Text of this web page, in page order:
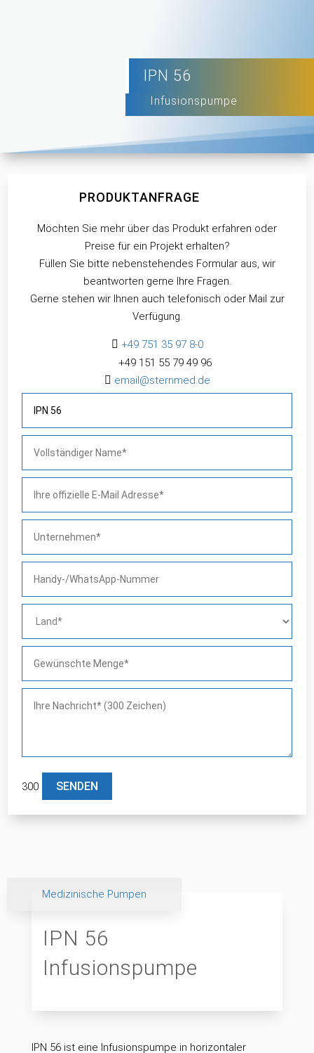
IPN 56
Infusionspumpe
PRODUKTANFRAGE
Möchten Sie mehr über das Produkt erfahren oder
Preise für ein Projekt erhalten?
Füllen Sie bitte nebenstehendes Formular aus, wir
beantworten gerne Ihre Fragen.
Gerne stehen wir Ihnen auch telefonisch oder Mail zur
Verfügung.
 +49 751 35 97 8-0
+49 151 55 79 49 96
 email@sternmed.de
300 Bitte lasse dieses Feld leer.
Medizinische Pumpen
IPN 56
Infusionspumpe
IPN 56 ist eine Infusionspumpe in horizontaler